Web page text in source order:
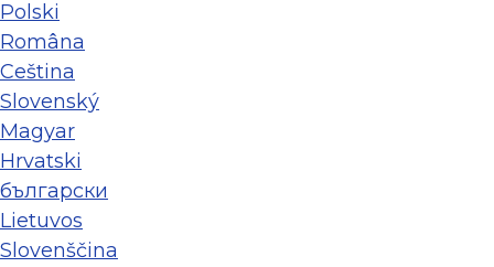
Polski
Româna
Ceština
Slovenský
Magyar
Hrvatski
български
Lietuvos
Slovenščina